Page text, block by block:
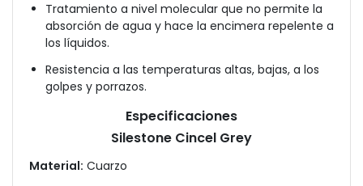
Tratamiento a nivel molecular que no permite la
absorción de agua y hace la encimera repelente a
los líquidos.
Resistencia a las temperaturas altas, bajas, a los
golpes y porrazos.
Especificaciones
Silestone Cincel Grey
Material: Cuarzo